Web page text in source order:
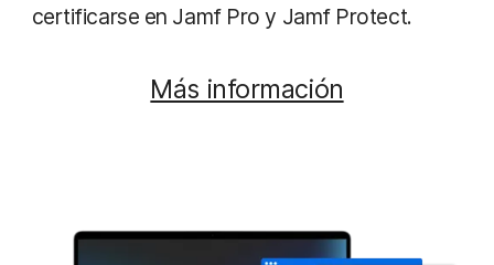
certificarse en Jamf Pro y Jamf Protect.
Más información